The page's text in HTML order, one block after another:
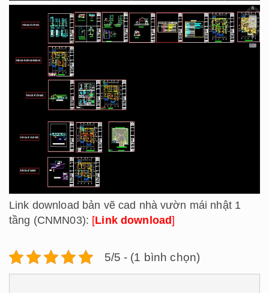
Link download bản vẽ cad nhà vườn mái nhật 1
tầng (CNMN03): [Link download]
5/5 - (1 bình chọn)